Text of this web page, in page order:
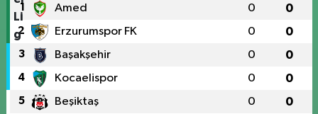
1 Amed 0 0
2 Erzurumspor FK 0 0
3 Başakşehir 0 0
4 Kocaelispor 0 0
5 Beşiktaş 0 0